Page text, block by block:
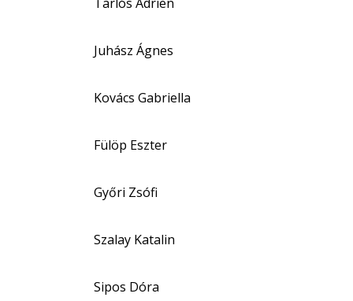
Juhász Ágnes
Kovács Gabriella
Fülöp Eszter
Győri Zsófi
Szalay Katalin
Sipos Dóra